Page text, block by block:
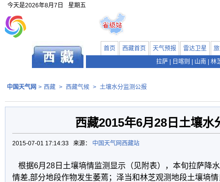
今天是2026年8月7日 星期五
首页 西藏首页 天气预报 雷达卫星
拉萨
日喀则 山南 林
中国天气网 > 西藏 > 西藏气候 > 土壤水分监测公报
西藏2015年6月28日土壤水
2015-07-01 17:14:33 来源： 中国天气网西藏站
根据6月28日土壤墒情监测显示（见附表），本旬拉萨降
情差,部分地段作物发生萎蔫；泽当和林芝观测地段土壤墒